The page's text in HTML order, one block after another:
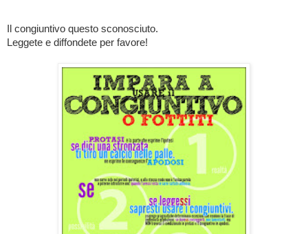
Il congiuntivo questo sconosciuto.
Leggete e diffondete per favore!